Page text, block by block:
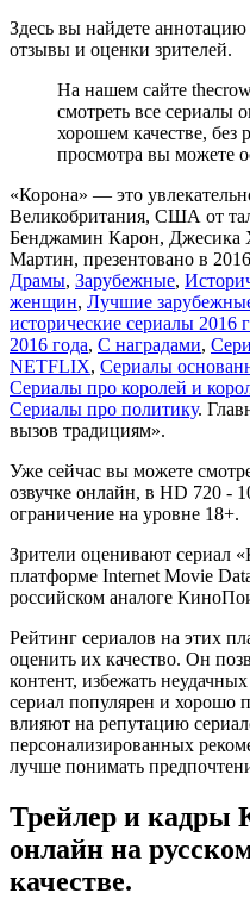
Здесь вы найдете
отзывы и оценки зрителей.
На нашем сайте
смотреть все сериалы
хорошем качестве,
просмотра вы можете
«Корона» — это
Великобритания, США от
Бенджамин Карон,
Мартин, презентовано в
Драмы, Зарубежные,
женщин, Лучшие
исторические сериалы 2016
2016 года, С наградами,
NETFLIX, Сериалы
Сериалы про королей и
Сериалы про политику.
вызов традициям».
Уже сейчас вы можете
озвучке онлайн, в HD 720 -
ограничение на уровне 18+.
Зрители оценивают сериал
платформе Internet Movie
российском аналоге
Рейтинг сериалов на этих
оценить их качество. Он
контент, избежать
сериал популярен и хорошо
влияют на репутацию
персонализированных
лучше понимать
Трейлер и кадры
онлайн на
качестве.